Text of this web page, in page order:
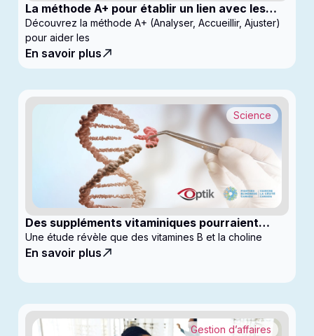
La méthode A+ pour établir un lien avec les
enfants en clinique
Découvrez la méthode A+ (Analyser, Accueillir, Ajuster)
pour aider les
En savoir plus
Des suppléments vitaminiques pourraient
ralentir la progression du glaucome
Science
Une étude révèle que des vitamines B et la choline
En savoir plus
Gestion d’affaires